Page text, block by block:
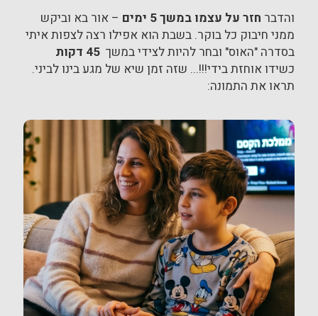
והדבר חזר על עצמו במשך 5 ימים
– אור בא וביקש
ממני חיבוק כל בוקר. בשבת הוא אפילו רצה לצפות איתי
בסדרה "האוס" ובחר להיות לצידי במשך
כשידו אוחזת בידי!!!... שזה זמן שיא של מגע בינו לביני.
תראו את התמונה: